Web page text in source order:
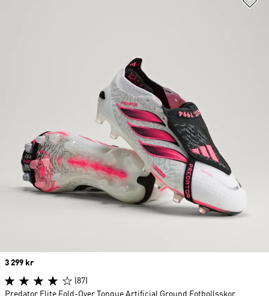
Price
3 299 kr
(87)
Predator Elite Fold-Over Tongue Artificial Ground Fotbollsskor